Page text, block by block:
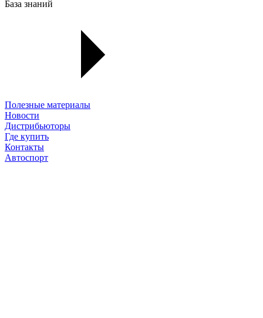
База знаний
Полезные материалы
Новости
Дистрибьюторы
Где купить
Контакты
Автоспорт